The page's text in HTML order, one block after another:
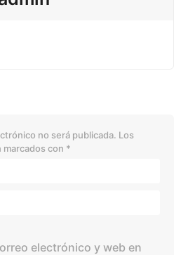
no será publicada. Los
con *
electrónico y web en